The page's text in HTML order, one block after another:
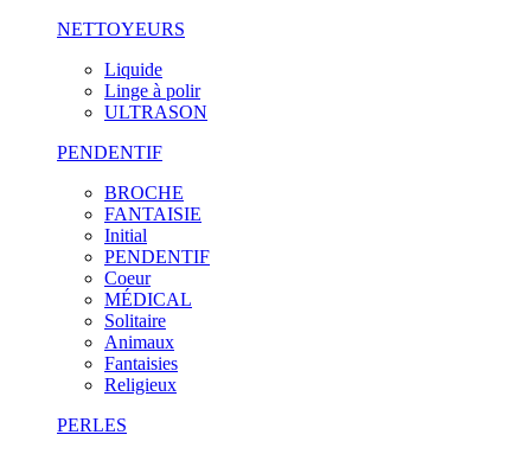
NETTOYEURS
Liquide
Linge à polir
ULTRASON
PENDENTIF
BROCHE
FANTAISIE
Initial
PENDENTIF
Coeur
MÉDICAL
Solitaire
Animaux
Fantaisies
Religieux
PERLES